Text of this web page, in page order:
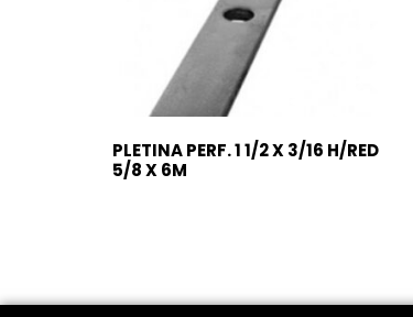
PLETINA PERF. 1 1/2 X 3/16 H/RED
5/8 X 6M